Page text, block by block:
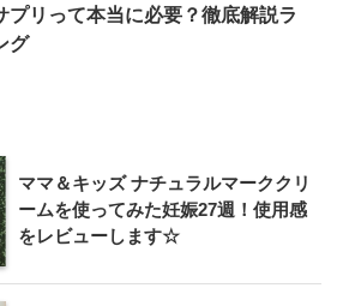
プリって本当に必要？徹底解説ラ
グ
ママ＆キッズ ナチュラルマーククリ
ームを使ってみた妊娠27週！使用感
をレビューします☆